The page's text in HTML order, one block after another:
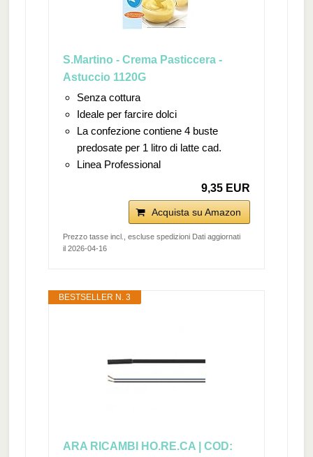
S.Martino - Crema Pasticcera -
Astuccio 1120G
Senza cottura
Ideale per farcire dolci
La confezione contiene 4 buste
predosate per 1 litro di latte cad.
Linea Professional
9,35 EUR
Acquista su Amazon
Prezzo tasse incl., escluse spedizioni Dati aggiornati
il 2026-04-16
BESTSELLER N. 3
ARA RICAMBI HO.RE.CA | COD: